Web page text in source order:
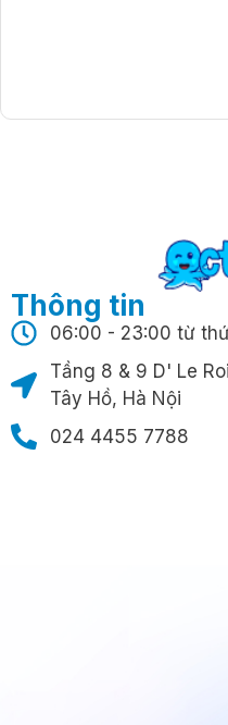
Thông tin
06:00 - 23:00 từ
Tầng 8 & 9 D' Le
Tây Hồ, Hà Nội
024 4455 7788